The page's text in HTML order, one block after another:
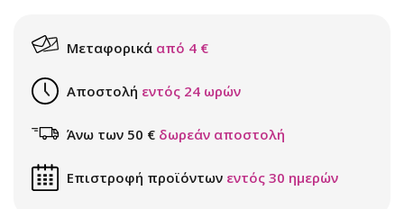
Μεταφορικά από 4 €
Αποστολή εντός 24 ωρών
Άνω των 50 € δωρεάν αποστολή
Επιστροφή προϊόντων εντός 30 ημερών